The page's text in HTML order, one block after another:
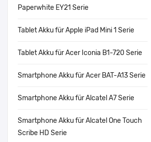
Paperwhite EY21 Serie
Tablet Akku für Apple iPad Mini 1 Serie
Tablet Akku für Acer Iconia B1-720 Serie
Smartphone Akku für Acer BAT-A13 Serie
Smartphone Akku für Alcatel A7 Serie
Smartphone Akku für Alcatel One Touch
Scribe HD Serie